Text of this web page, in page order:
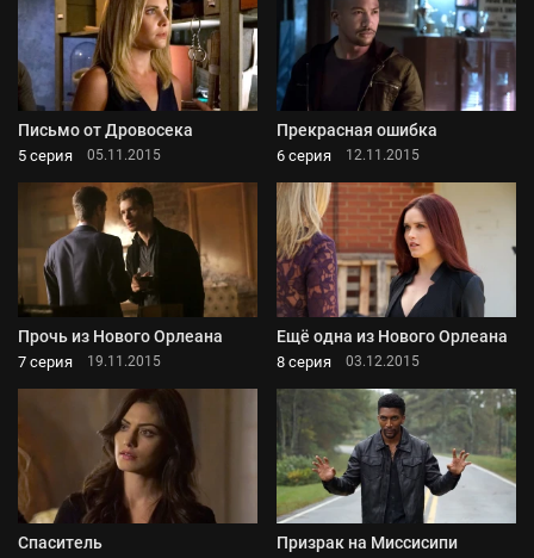
Письмо от Дровосека
5 серия 05.11.2015
Прекрасная ошибка
6 серия 12.11.2015
Прочь из Нового Орлеана
7 серия 19.11.2015
Ещё одна из Нового Орлеана
8 серия 03.12.2015
Спаситель Призрак на Миссисипи